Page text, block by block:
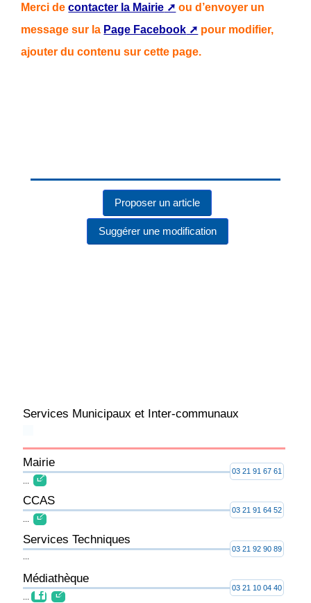
Merci decontacter la Mairie
ou d’envoyer un
message sur la Page Facebook
pour modifier,
ajouter du contenu sur cette page.
Proposer un article
Suggérer une modification
Services Municipaux et Inter-communaux
Mairie
03 21 91 67 61
CCAS
...
03 21 91 64 52
Services Techniques
03 21 92 90 89
Médiathèque
03 21 10 04 40